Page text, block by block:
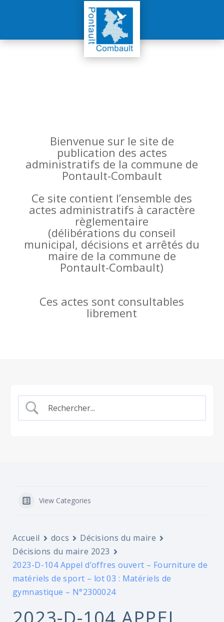
Bienvenue sur le site de
publication des actes
administratifs de la commune de
Pontault-Combault
Ce site contient l’ensemble des
actes administratifs à caractère
règlementaire
(délibérations du conseil
municipal, décisions et arrêtés du
maire de la commune de
Pontault-Combault)
Ces actes sont consultables
librement
View Categories
Accueil docs
Décisions du maire
Décisions du maire 2023
2023-D-104 Appel d’offres ouvert – Fourniture de
matériels de sport – lot 03 : Matériels de
gymnastique – N°2300024